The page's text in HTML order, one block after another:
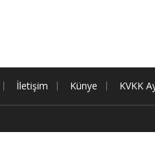
İletişim Künye KVKK